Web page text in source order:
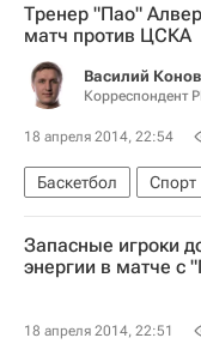
Кабинет министров
Тренер "Пао"
матч против ЦСКА
Василий
Корреспондент
18 апреля 2014, 22:54
Баскетбол Спорт
ЦСКА
Запасные игроки
энергии в матче с
18 апреля 2014, 22:51